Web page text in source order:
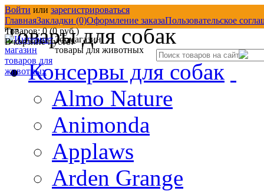
Войти или зарегистрироваться
ГлавнаяЗакладки (0)Оформление заказаПользовательское
Товаров: 0 (0 руб.)
В корзине пусто!Зоомагазин
товары для животных
Товары для собак
Консервы для собак
Almo Nature
Animonda
Applaws
Arden Grange